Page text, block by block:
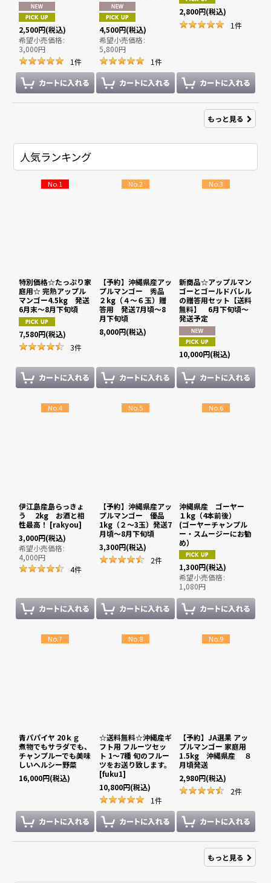
2,500円(税込)
希望小売価格:
3,000円
1件
4,500円(税込)
希望小売価格:
5,800円
1件
2,800円(税込)
1件
もっと見る
人気ランキング
No.1
特別価格☆たっぷり家
庭用☆ 完熟アップル
マンゴー4.5kg 発送
6月末〜8月下旬頃
7,580円(税込)
3件
No.2
【予約】沖縄県産アッ
プルマンゴー 秀品
２kg（４〜６玉）贈
答用 発送7月頃〜8
月下旬頃
8,000円(税込)
No.3
新商品☆アップルマン
ゴーとゴールドバレル
の贈答用セット【送料
無料】 6月下旬頃〜
発送予定
10,000円(税込)
No.4
伊江島産島らっきょ
う 2kg お酒と相
性最高！ [rakyou]
3,000円(税込)
希望小売価格:
4,000円
4件
No.5
【予約】沖縄県産アッ
プルマンゴー 優品
1kg（２〜3玉）発送7
月頃〜8月下旬頃
3,300円(税込)
2件
No.6
沖縄県産 ゴーヤー
１kg（4本前後）
(ゴーヤーチャンプル
ー・スムージーにお勧
め）
1,300円(税込)
希望小売価格:
1,080円
No.7
青パパイヤ 20ｋｇ
煮物でもサラダでも、
チャンプルーでも美味
しいヘルシー野菜
16,000円(税込)
No.8
☆送料無料☆沖縄産ギ
フト用 フルーツセッ
ト 1〜7種 旬のフルー
ツをお送り致します。
[fuku1]
10,800円(税込)
1件
No.9
【予約】JA選果 アッ
プルマンゴー 家庭用
1.5kg 沖縄県産 ８
月頃発送
2,980円(税込)
2件
もっと見る